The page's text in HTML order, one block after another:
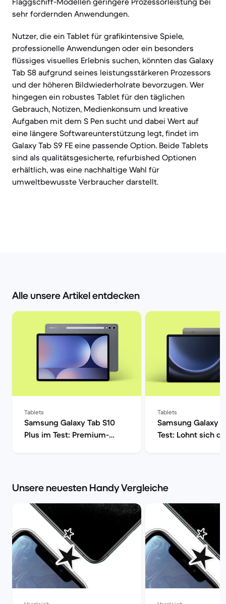
sehr fordernden Anwendungen.
Nutzer, die ein Tablet für grafikintensive Spiele,
professionelle Anwendungen oder ein besonders
flüssiges visuelles Erlebnis suchen, könnten das Galaxy
Tab S8 aufgrund seines leistungsstärkeren Prozessors
und der höheren Bildwiederholrate bevorzugen. Wer
hingegen ein robustes Tablet für den täglichen
Gebrauch, Notizen, Medienkonsum und kreative
Aufgaben mit dem S Pen sucht und dabei Wert auf
eine längere Softwareunterstützung legt, findet im
Galaxy Tab S9 FE eine passende Option. Beide Tablets
sind als qualitätsgesicherte, refurbished Optionen
erhältlich, was eine nachhaltige Wahl für
umweltbewusste Verbraucher darstellt.
Alle unsere Artikel entdecken
Tablets
Samsung Galaxy Tab S10
Plus im Test: Premium-
Tablets
Samsung Galaxy
Test: Lohnt sich
Unsere neuesten Handy Vergleiche